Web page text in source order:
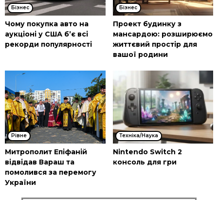
Бізнес
Чому покупка авто на
аукціоні у США б’є всі
рекорди популярності
Бізнес
Проект будинку з
мансардою: розширюємо
життєвий простір для
вашої родини
Рівне
Митрополит Епіфаній
відвідав Вараш та
помолився за перемогу
України
Техніка/Наука
Nintendo Switch 2
консоль для гри